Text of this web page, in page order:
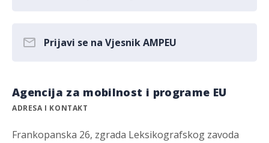
Prijavi se na Vjesnik AMPEU
Agencija za mobilnost i programe EU
ADRESA I KONTAKT
Frankopanska 26, zgrada Leksikografskog zavoda